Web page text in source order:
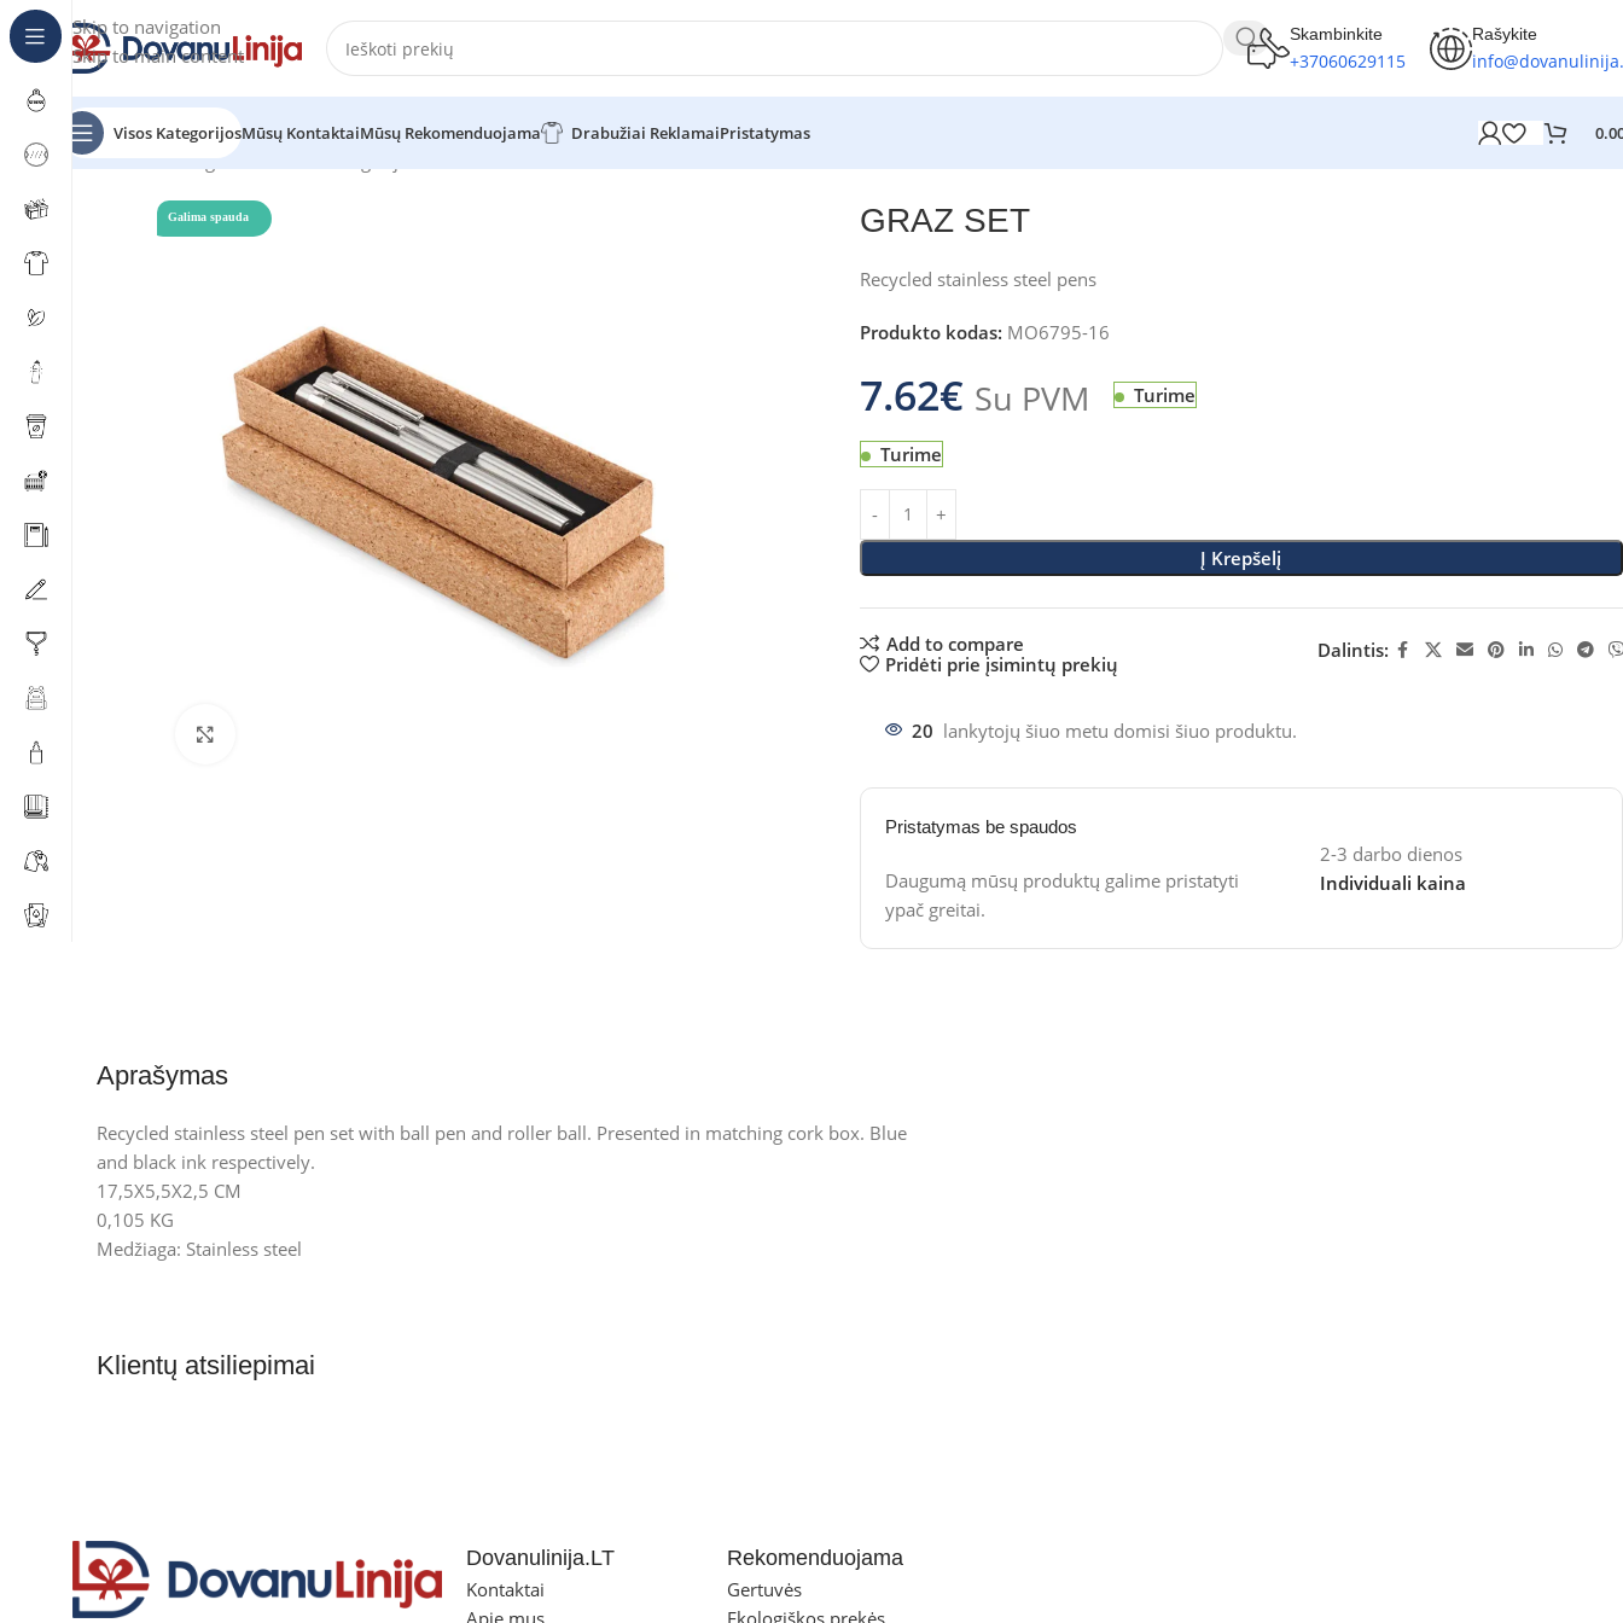
Skip to navigation
Skip to main content
Skambinkite
+37060629115
Rašykite
Visos KategorijosMūsų KontaktaiMūsų Rekomenduojama Drabužiai ReklamaiPristatymas
Pradžia Katalogas
Galima spauda GRAZ SET
Recycled stainless steel pens
Produkto kodas: MO6795-16
7.62€ Su PVM Turime
Turime
Į Krepšelį
Add to compare
Pridėti prie įsimintų prekių
Dalintis:
20 lankytojų šiuo metu domisi šiuo produktu.
Pristatymas be spaudos
Daugumą mūsų produktų galime pristatyti
ypač greitai.
2-3 darbo dienos
Individuali kaina
Aprašymas
Recycled stainless steel pen set with ball pen and roller ball. Presented in matching cork box. Blue
and black ink respectively.
17,5X5,5X2,5 CM
0,105 KG
Medžiaga: Stainless steel
Klientų atsiliepimai
Dovanulinija.LT
Kontaktai
Rekomenduojama
Gertuvės